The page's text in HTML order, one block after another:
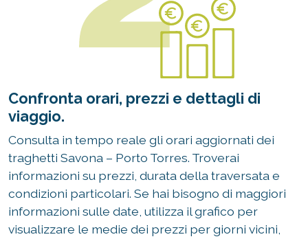
Confronta orari, prezzi e dettagli di
viaggio.
Consulta in tempo reale gli orari aggiornati dei
traghetti Savona – Porto Torres. Troverai
informazioni su prezzi, durata della traversata e
condizioni particolari. Se hai bisogno di maggiori
informazioni sulle date, utilizza il grafico per
visualizzare le medie dei prezzi per giorni vicini,